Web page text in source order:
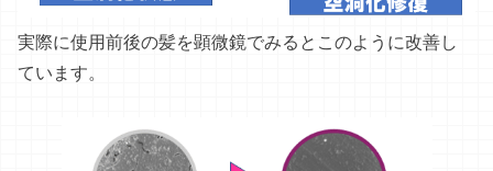
実際に使用前後の髪を顕微鏡でみるとこのように改善し
ています。